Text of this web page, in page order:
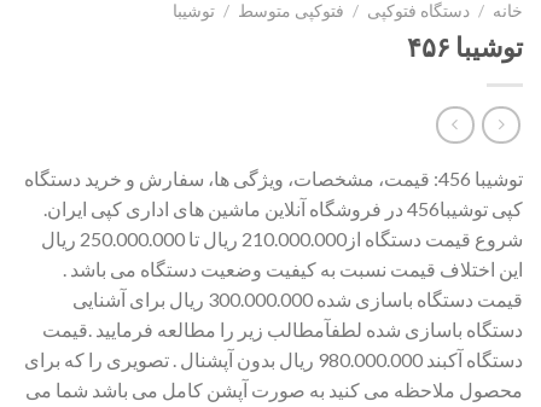
خانه / دستگاه فتوکپی / فتوکپی متوسط / توشیبا
توشیبا ۴۵۶
توشیبا 456: قیمت، مشخصات، ویژگی ها، سفارش و خرید دستگاه
کپی توشیبا456 در فروشگاه آنلاین ماشین های اداری کپی ایران.
شروع قیمت دستگاه از210.000.000 ریال تا 250.000.000 ریال
این اختلاف قیمت نسبت به کیفیت وضعیت دستگاه می باشد .
قیمت دستگاه باسازی شده 300.000.000 ریال برای آشنایی
دستگاه باسازی شده لطفآمطالب زیر را مطالعه فرمایید .قیمت
دستگاه آکبند 980.000.000 ریال بدون آپشنال . تصویری را که برای
محصول ملاحظه می کنید به صورت آپشن کامل می باشد شما می